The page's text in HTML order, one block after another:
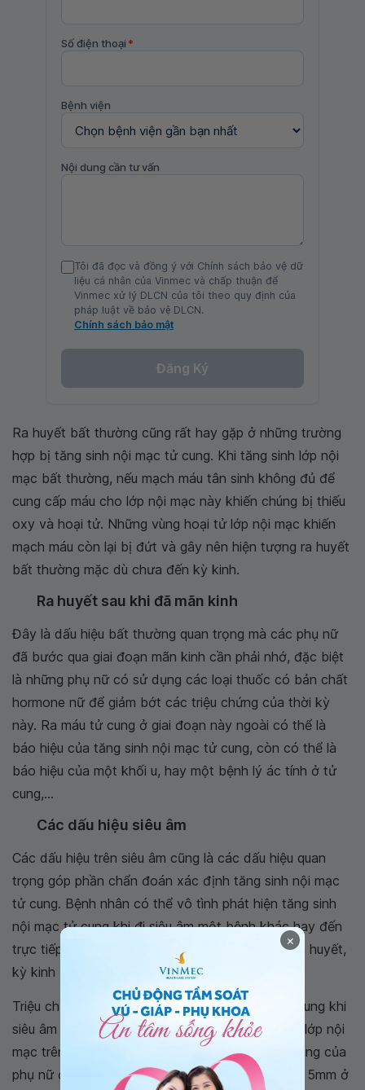
Số điện thoại *
Bệnh viện
Nội dung cần tư vấn
Tôi đã đọc và đồng ý với Chính sách bảo vệ dữ
liệu cá nhân của Vinmec và chấp thuận để
Vinmec xử lý DLCN của tôi theo quy định của
pháp luật về bảo vệ DLCN.
Chính sách bảo mật
Đăng Ký
Ra huyết bất thường cũng rất hay gặp ở những trường
hợp bị tăng sinh nội mạc tử cung. Khi tăng sinh lớp nội
mạc bất thường, nếu mạch máu tân sinh không đủ để
cung cấp máu cho lớp nội mạc này khiến chúng bị thiếu
oxy và hoại tử. Những vùng hoại tử lớp nội mạc khiến
mạch máu còn lại bị đứt và gây nên hiện tượng ra huyết
bất thường mặc dù chưa đến kỳ kinh.
Ra huyết sau khi đã mãn kinh
Đây là dấu hiệu bất thường quan trọng mà các phụ nữ
đã bước qua giai đoạn mãn kinh cần phải nhớ, đặc biệt
là những phụ nữ có sử dụng các loại thuốc có bản chất
hormone nữ để giảm bớt các triệu chứng của thời kỳ
này. Ra máu tử cung ở giai đoạn này ngoài có thể là
báo hiệu của tăng sinh nội mạc tử cung, còn có thể là
báo hiệu của một khối u, hay một bệnh lý ác tính ở tử
cung,...
Các dấu hiệu siêu âm
Các dấu hiệu trên siêu âm cũng là các dấu hiệu quan
trọng góp phần chẩn đoán xác định tăng sinh nội mạc
tử cung. Bệnh nhân có thể vô tình phát hiện tăng sinh
nội mạc tử cung khi đi siêu âm một bệnh khác hay đến
trực tiếp để siêu âm tử cung khi có hiện tượng ra huyết,
kỳ kinh bất thường.
Triệu chứng biểu hiện của tăng sinh nội mạc tử cung khi
siêu âm sẽ biểu thị bằng sự dày bất thường của lớp nội
mạc trên màn hình hiển thị. Khi lớp nội mạc tử cung của
phụ nữ ở tuổi sinh đẻ dày trên 12mm, và lớn hơn 5mm ở
×